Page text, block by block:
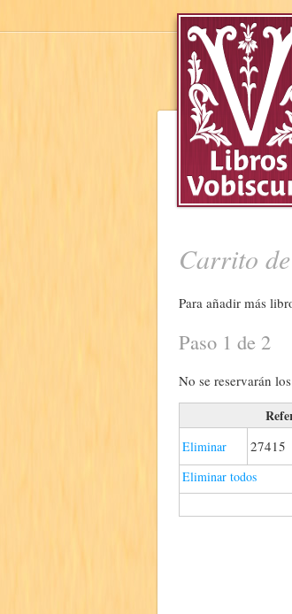
Carrito
Para añadir más
Paso 1 de 2
No se reservarán
Eliminar 27415
Eliminar todos